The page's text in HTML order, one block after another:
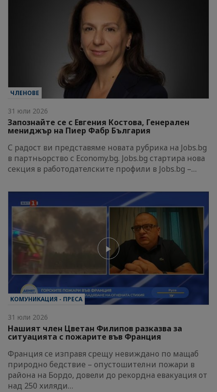
ЧЛЕНОВЕ
31 юли 2026
Запознайте се с Евгения Костова, Генерален
мениджър на Пиер Фабр България
С радост ви представяме новата рубрика на Jobs.bg
в партньорство с Economy.bg. Jobs.bg стартира нова
секция в работодателските профили в Jobs.bg –…
КОМУНИКАЦИЯ - ПРЕСА
31 юли 2026
Нашият член Цветан Филипов разказва за
ситуацията с пожарите във Франция
Франция се изправя срещу невиждано по мащаб
природно бедствие – опустошителни пожари в
района на Бордо, довели до рекордна евакуация от
над 250 хиляди…